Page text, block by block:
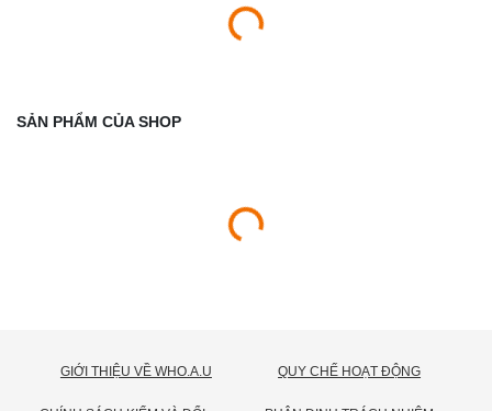
SẢN PHẨM CỦA SHOP
GIỚI THIỆU VỀ WHO.A.U QUY CHẾ HOẠT ĐỘNG